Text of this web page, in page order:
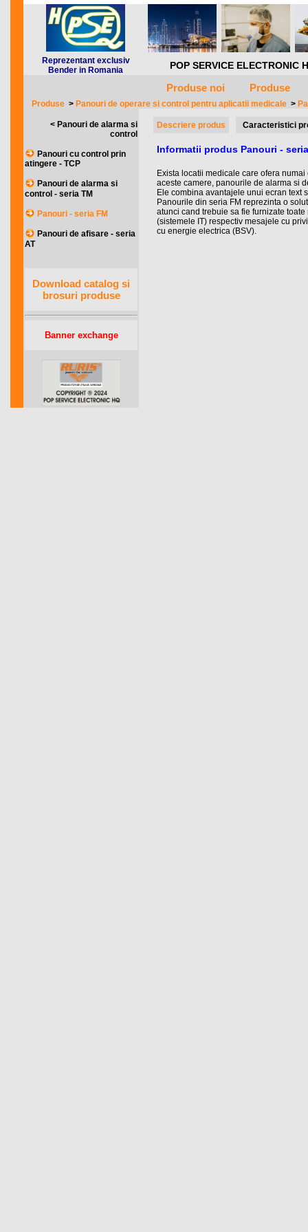
Reprezentant exclusiv
Bender in Romania
POP SERVICE
Produse noi Produse
Produse > Panouri de operare si control pentru aplicatii medicale >
< Panouri de alarma si
control
Panouri cu control prin
atingere - TCP
Panouri de alarma si
control - seria TM
Panouri - seria FM
Panouri de afisare - seria
AT
Download catalog si
brosuri produse
Banner exchange
Descriere produs Caracteristici
Informatii produs Panouri -
Exista locatii medicale care ofera
aceste camere, panourile de alarma si
Ele combina avantajele unui ecran text
Panourile din seria FM reprezinta o
atunci cand trebuie sa fie furnizate
(sistemele IT) respectiv mesajele cu
cu energie electrica (BSV).